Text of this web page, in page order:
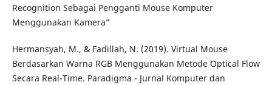
Recognition Sebagai Pengganti Mouse Komputer
Menggunakan Kamera”
Hermansyah, M., & Fadillah, N. (2019). Virtual Mouse
Berdasarkan Warna RGB Menggunakan Metode Optical Flow
Secara Real-Time. Paradigma - Jurnal Komputer dan